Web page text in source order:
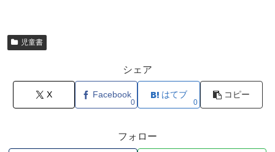
児童書
シェア
X Facebook
0
はてブ
0
コピー
フォロー